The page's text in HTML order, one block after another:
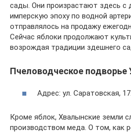
сады. Они произрастают здесь с
имперскую эпоху по водной
отправлялось на продажу
Сейчас яблоки продолжают
возрождая традиции здешнего
Пчеловодческое подворье
Адрес: ул. Саратовская, 17.
Кроме яблок, Хвалынские земли
производством меда. О том, как